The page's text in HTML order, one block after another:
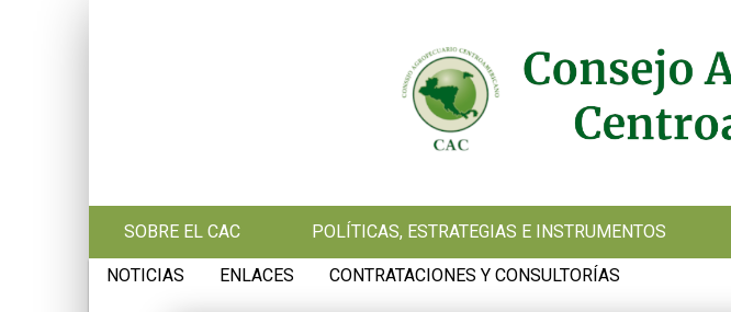
SOBRE EL CAC POLÍTICAS, ESTRATEGIAS E INSTRUMENTOS
NOTICIAS ENLACES CONTRATACIONES Y CONSULTORÍAS